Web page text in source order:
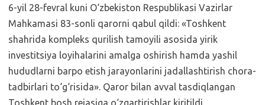
6-yil 28-fevral kuni O‘zbekiston Respublikasi Vazirlar
Mahkamasi 83-sonli qarorni qabul qildi: «Toshkent
shahrida kompleks qurilish tamoyili asosida yirik
investitsiya loyihalarini amalga oshirish hamda yashil
hududlarni barpo etish jarayonlarini jadallashtirish chora-
tadbirlari to‘g‘risida». Qaror bilan avval tasdiqlangan
Toshkent bosh rejasiga o‘zgartirishlar kiritildi,